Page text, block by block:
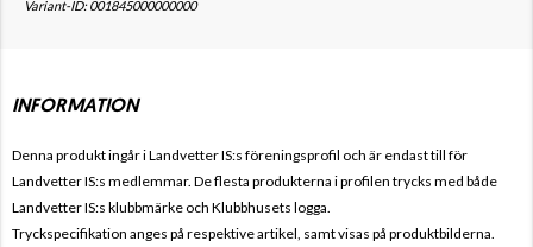
Variant-ID: 001845000000000
INFORMATION
Denna produkt ingår i Landvetter IS:s föreningsprofil och är endast till för
LandvetterIS:s medlemmar. De flesta produkterna i profilen trycks med både
LandvetterIS:s klubbmärke och Klubbhusets logga.
Tryckspecifikation anges på respektive artikel, samt visas på produktbilderna.